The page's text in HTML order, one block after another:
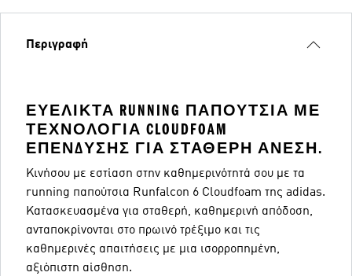
Περιγραφή
ΕΥΈΛΙΚΤΑ RUNNING ΠΑΠΟΎΤΣΙΑ ΜΕ
ΤΕΧΝΟΛΟΓΊΑ CLOUDFOAM
ΕΠΈΝΔΥΣΗΣ ΓΙΑ ΣΤΑΘΕΡΉ ΆΝΕΣΗ.
Κινήσου με εστίαση στην καθημερινότητά σου με τα
running παπούτσια Runfalcon 6 Cloudfoam της adidas.
Κατασκευασμένα για σταθερή, καθημερινή απόδοση,
ανταποκρίνονται στο πρωινό τρέξιμο και τις
καθημερινές απαιτήσεις με μια ισορροπημένη,
αξιόπιστη αίσθηση.